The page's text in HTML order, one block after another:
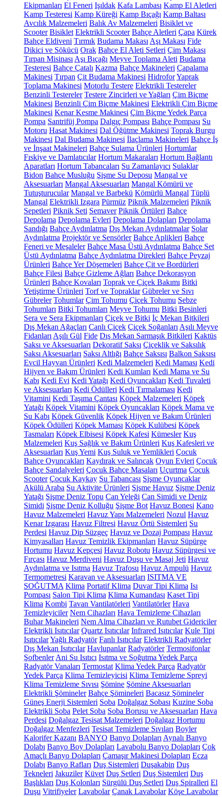
Ekipmanları El Feneri Işıldak Kafa Lambası Kamp El Aletleri
Kamp Testeresi Kamp Küreği Kamp Bıçağı Kamp Baltası
Avcılık Malzemeleri Balık Av Malzemeleri Bisiklet ve
Scooter Bisiklet Elektrikli Scooter Bahçe Aletleri Çapa Kürek
Bahçe Eldiveni Tırmık Budama Makası Aşı Makası Fide
Dikici ve Sökücü Orak Bahçe El Aleti Setleri Çim Makası
Tırpan Misinası Aşı Bıçağı Meyve Toplama Aleti Budama
Testeresi Bahçe Çatalı Kazma Bahçe Makineleri Çapalama
Makinesi Tırpan Çit Budama Makinesi HidroforYaprak
Toplama Makinesi Motorlu Testere Elektrikli Testereler
Benzinli Testereler Testere Zincirleri ve Yağları Çim Biçme
Makinesi Benzinli Çim Biçme Makinesi Elektrikli Çim Biçme
Makinesi Kenar Kesme Makinesi Çim Biçme Yedek Parça
Pompa Santrifüj Pompa Dalgıç Pompası Bahçe Pompası Su
Motoru Hasat Makinesi Dal Öğütme Makinesi Toprak Burgu
Makinesi Dal Budama Makinesi İlaçlama Makineleri Bahçe İş
ve İnşaat Makineleri Bahçe Sulama Ürünleri Hortumlar
Fıskiye ve Damlatıcılar Hortum Makaraları Hortum Bağlantı
Aparatları Hortum Tabancaları Su Zamanlayıcı Sulaklar
Bidon Bahçe Musluğu Şişme Su Deposu Mangal ve
Aksesuarları Mangal Aksesuarları Mangal Kömürü ve
Tutuşturucular Mangal ve Barbekü Kömürlü Mangal Tüplü
Mangal Elektrikli Izgara Pürmüz Piknik Malzemeleri Piknik
Sepetleri Piknik Seti Semaver Piknik Örtüleri Bahçe
Depolama Depolama Evleri Depolama Dolapları Depolama
Sandığı Bahçe Aydınlatma Dış Mekan Aydınlatmalar Solar
Aydınlatma Projektör ve Sensörler Bahçe Aplikleri Bahçe
Feneri ve Meşaleler Bahçe Masa Üstü Aydınlatma Bahçe Set
Üstü Aydınlatma Bahçe Aydınlatma Direkleri Bahçe Peyzaj
Ürünleri Bahçe Yer Döşemeleri Bahçe Çit ve Bordürleri
Bahçe Filesi Bahçe Gizleme Ağları Bahçe Dekorasyon
Ürünleri Bahçe Kovaları Toprak ve Çiçek Bakımı Bitki
Yetiştirme Ürünleri Torf ve Topraklar Gübreler ve Sıvı
Gübreler Tohumlar Çim Tohumu Çiçek Tohumu Sebze
Tohumları Bitki Tohumları Meyve Tohumu Bitki Besinleri
Sera ve Sera Ekipmanları Çiçek ve Bitki İç Mekan Bitkileri
Dış Mekan Ağaçları Canlı Çiçek Çiçek Soğanları Aşılı Meyve
Fidanları Aşılı Gül Fide Dış Mekan Sarmaşık Bitkileri Kaktüs
Saksı ve Aksesuarları Dekoratif Saksı Çiçeklik ve Saksılık
Saksı Aksesuarları Saksı Altlığı Bahçe Saksısı Balkon Saksısı
Evcil Hayvan Ürünleri Kedi Malzemeleri Kedi Maması Kedi
Hijyen ve Bakım Ürünleri Kedi Kumları Kedi Mama ve Su
Kabı Kedi Evi Kedi Yatağı Kedi Oyuncakları Kedi Tuvaleti
ve Aksesuarları Kedi Ödülleri Kedi Tırmalaması Kedi
Vitamini Kedi Taşıma Çantası Köpek Malzemeleri Köpek
Yatağı Köpek Vitamini Köpek Oyuncakları Köpek Mama ve
Su Kabı Köpek Güvenlik Köpek Hijyen ve Bakım Ürünleri
Köpek Ödülleri Köpek Maması Köpek Kulübesi Köpek
Tasmaları Köpek Elbisesi Köpek Kafesi Kümesler Kuş
Malzemeleri Kuş Sağlık ve Bakım Ürünleri Kuş Kafesleri ve
Aksesuarları Kuş Yemi Kuş Suluk ve Yemlikleri Çocuk
Bahçe Oyuncakları Kaydırak ve Salıncak Oyun Evleri Çocuk
Bahçe Sandalyeleri Çocuk Bahçe Masaları Uçurtma Çocuk
Scooter Çocuk Kaykay Su Tabancası Şişme Oyuncaklar
Akülü Araba Su Aktivite Ürünleri Şişme Havuz Şişme Deniz
Yatağı Şişme Deniz Topu Can Yeleği Can Simidi ve Deniz
Simidi Şişme Deniz Kolluğu Şişme Bot Havuz Bonesi Kano
Havuz Malzemeleri Havuz Yapı Malzemeleri Nozul Havuz
Kenar Izgarası Havuz Filtresi Havuz Örtü Sistemleri Su
Perdesi Havuz Dip Süzgeç Havuz ve Dozaj Pompası Havuz
Kimyasalları Havuz Temizlik Ekipmanları Havuz Süpürge
Hortumu Havuz Kepçesi Havuz Robotu Havuz Süpürgesi ve
Fırçası Havuz Merdiveni Havuz Duşu ve Masaj Jeti Havuz
Aydınlatma ve Isıtma Havuz Trafosu Havuz Ampulü Havuz
Termometresi Karavan ve Aksesuarları ISITMA VE
SOĞUTMA Klima Portatif Klima Duvar Tipi Klima Isı
Pompası Salon Tipi Klima Klima Kumandası Kaset Tipi
Klima Kombi Tavan Vantilatörleri Vantilatörler Hava
Temizleyiciler Nem Cihazları Hava Temizleme Cihazları
Buhar Makineleri Nem Alma Cihazları ve Rutubet Gidericiler
Elektrikli Isıtıcılar Quartz Isıtıcılar Infrared Isıtıcılar Kule Tipi
IsıtıcılarYağlı Radyatör Fanlı Isıtıcılar Elektrikli Radyatörler
Dış Mekan Isıtıcılar Havlupanlar Radyatörler Termosifonlar
Şofbenler Ani Su Isıtıcı Isıtma ve Soğutma Yedek Parça
Radyatör Vanaları Termostat Klima Yedek Parça Radyatör
Yedek Parça Klima Temizleyicisi Klima Temizleme Spreyi
Klima Temizleme Sıvısı Şömine Şömine Aksesuarları
Elektrikli Şömineler Bahçe Şömineleri Bacasız Şömineler
Güneş Enerji Sistemleri Soba Doğalgaz Sobası Kuzine Soba
Elektrikli Soba Pelet Soba Soba Borusu ve Aksesuarları Hava
Perdesi Doğalgaz Tesisat Malzemeleri Doğalgaz Hortumu
Doğalgaz Menfezleri Tesisat Temizleme Sıvıları Boyler
Kalorifer Kazanı BANYO Banyo Dolapları Aynalı Banyo
Dolabı Banyo Boy Dolapları Lavabolu Banyo Dolapları Çok
Amaçlı Banyo Dolapları Çamaşır Makinesi Dolapları Ecza
Dolabı Banyo Rafları Duş Sistemleri Duşakabin Duş
Tekneleri Jakuziler Küvet Duş Setleri Duş Sistemleri Duş
Başlıkları Duş Kolonları Sürgülü Duş Setleri Duş Spiralleri El
Duşu Vitrifiyeler Lavabolar Çanak Lavabolar Köşe Lavabolar